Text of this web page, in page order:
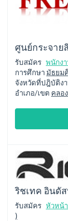
ศูนย์กระจาย
รับสมัคร พนักง
การศึกษา มัธยม
จังหวัดที่ปฎิบัติง
อำเภอ/เขต คลอ
ริชเทค อินดั
รับสมัคร หัวหน้
)